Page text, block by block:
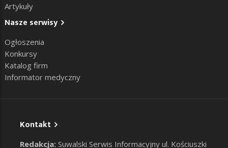
Artykuły
Nasze serwisy
Ogłoszenia
Konkursy
Katalog firm
Informator medyczny
Kontakt
Redakcja: Suwalski Serwis Informacyjny ul. Kościuszki